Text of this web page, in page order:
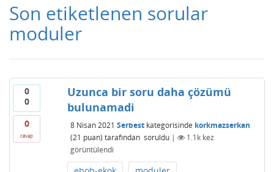
Son etiketlenen sorular
moduler
0
0
0
cevap
Uzunca bir soru daha çözümü
bulunamadi
8 Nisan 2021 Serbestkategorisinde korkmazserkan
(21 puan) tarafından soruldu | 1.1kkez
görüntülendi